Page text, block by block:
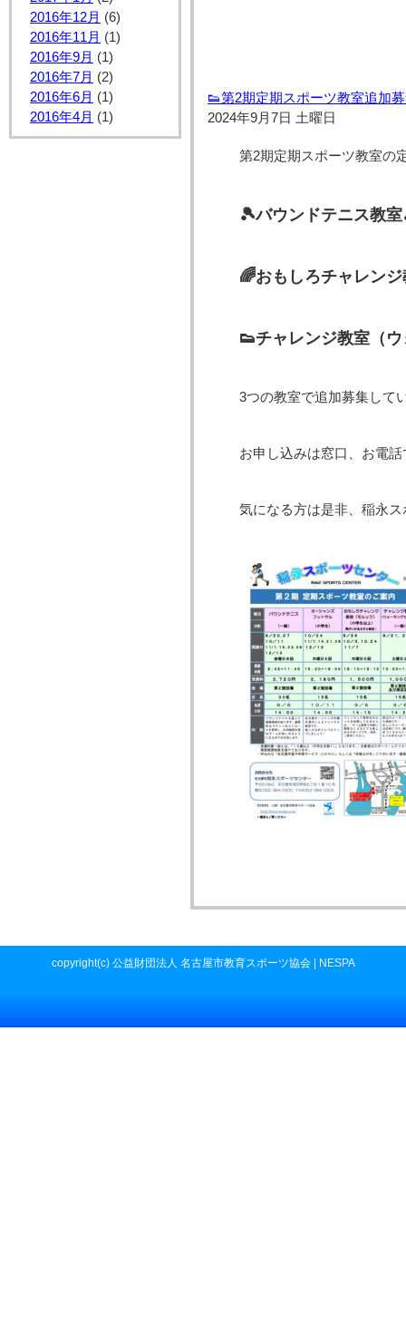
2016年12月 (6)
2016年11月 (1)
2016年9月 (1)
2016年7月 (2)
2016年6月 (1)
2016年4月 (1)
👟第2期定期スポーツ教室追加
2024年9月7日 土曜日
第2期定期スポーツ教室の
🎾バウンドテニス教室
🌈おもしろチャレン
👟チャレンジ教室（
3つの教室で追加募集してい
お申し込みは窓口、お電
気になる方は是非、稲永
copyright(c) 公益財団法人 名古屋市教育スポーツ協会 | NESPA